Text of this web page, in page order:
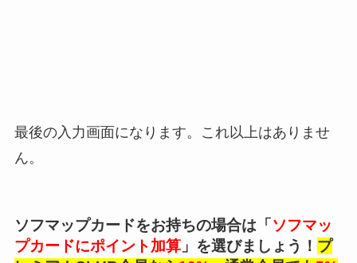
最後の入力画面になります。これ以上はありませ
ん。
ソフマップカードをお持ちの場合は「 ソフマッ
プカードにポイント加算」を選びましょう！ プ